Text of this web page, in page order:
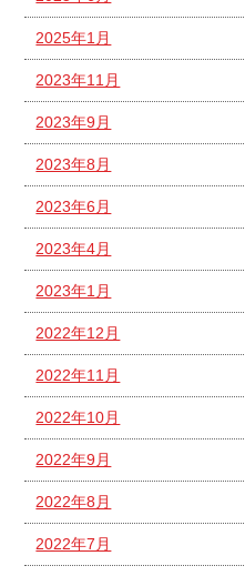
2025年1月
2023年11月
2023年9月
2023年8月
2023年6月
2023年4月
2023年1月
2022年12月
2022年11月
2022年10月
2022年9月
2022年8月
2022年7月